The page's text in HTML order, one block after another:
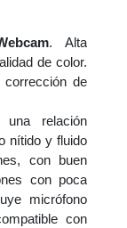
. Alta
de color.
corrección de
relación
nítido y fluido
con buen
con poca
micrófono
con